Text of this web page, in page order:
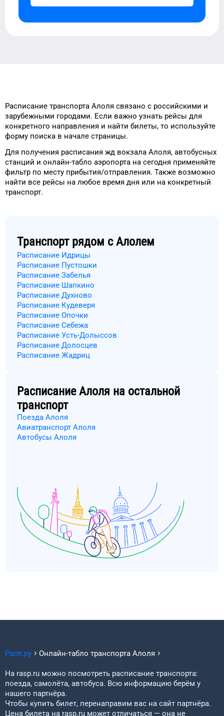
Расписание транспорта Алоля связано с российскими и
зарубежными городами. Если важно узнать рейсы для
конкретного направления и найти билеты, то используйте
форму поиска в начале страницы.
Для получения расписания жд вокзала Алоля, автобусных
станций и онлайн-табло аэропорта на сегодня применяйте
фильтр по месту прибытия/отправления. Также возможно
найти все рейсы на любое время дня или на конкретный
транспорт.
Транспорт рядом с Алолем
Расписание Идрицы
Расписание Пустошки
Расписание Забелья
Расписание Шапкино
Расписание Духново
Расписание Кудеверя
Расписание Опочки
Расписание Себежа
Расписание Усть-Долыссов
Расписание Долосцев
Расписание Жадриц
РасписаниеАлоля на остальной
транспорт
Поезда Алоля
Авиатранспорт Алоля
Автобусы Алоля
Расп.ру Онлайн-табло транспорта Алоля
На rasp.ru можно посмотреть расписание транспорта:
поезда, самолёта, автобуса. Всю информацию берём у
нашего партнёра.
Чтобы купить билет, перенаправим вас на сайт партнёра.
Цена билета на rasp.ru может отличаться — она не